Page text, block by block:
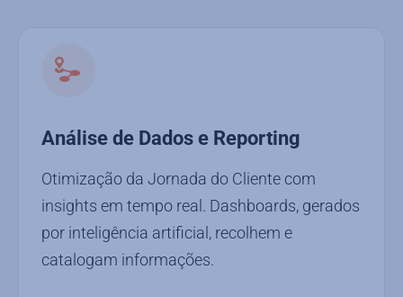
Análise de Dados e Reporting
Otimização da Jornada do Cliente com
insights em tempo real. Dashboards, gerados
por inteligência artificial, recolhem e
catalogam informações.